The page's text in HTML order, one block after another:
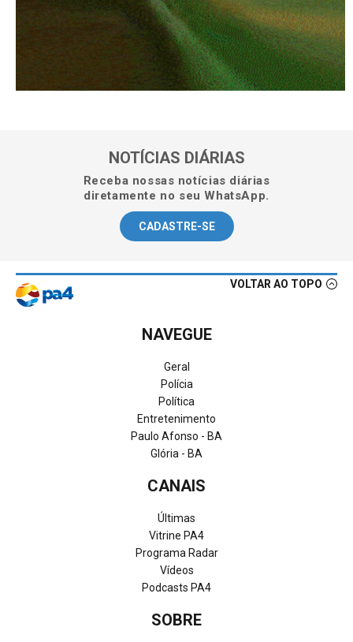
NOTÍCIAS DIÁRIAS
Receba nossas notícias diárias
diretamente no seu WhatsApp.
CADASTRE-SE
VOLTAR AO TOPO
NAVEGUE
Geral
Polícia
Política
Entretenimento
Paulo Afonso - BA
Glória - BA
CANAIS
Últimas
Vitrine PA4
Programa Radar
Vídeos
Podcasts PA4
SOBRE